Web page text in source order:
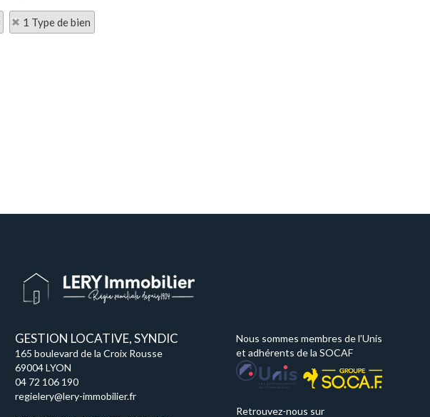
1 Type de bien
GESTION LOCATIVE, SYNDIC
165 boulevard de la Croix Rousse
69004 LYON
04 72 106 190
regielery@lery-immobilier.fr
Nous sommes membres de l’Unis
et adhérents de la SOCAF
Retrouvez-nous sur